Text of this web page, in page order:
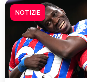
NOTIZIE